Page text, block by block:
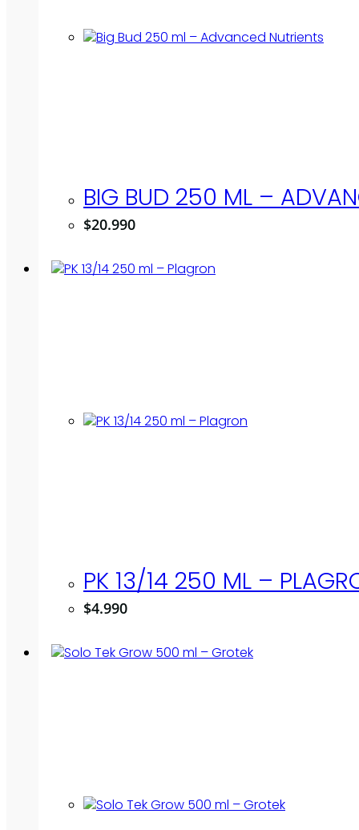
BIG BUD 250 ML –
$20.990
PK 13/14 250 ML –
$4.990